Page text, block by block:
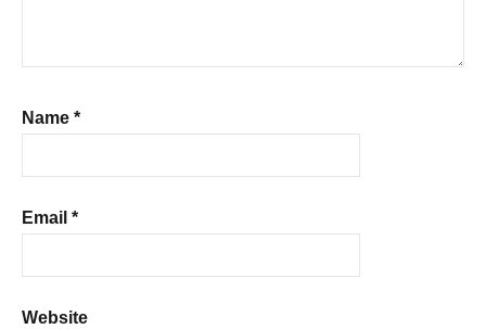
Name *
Email *
Website